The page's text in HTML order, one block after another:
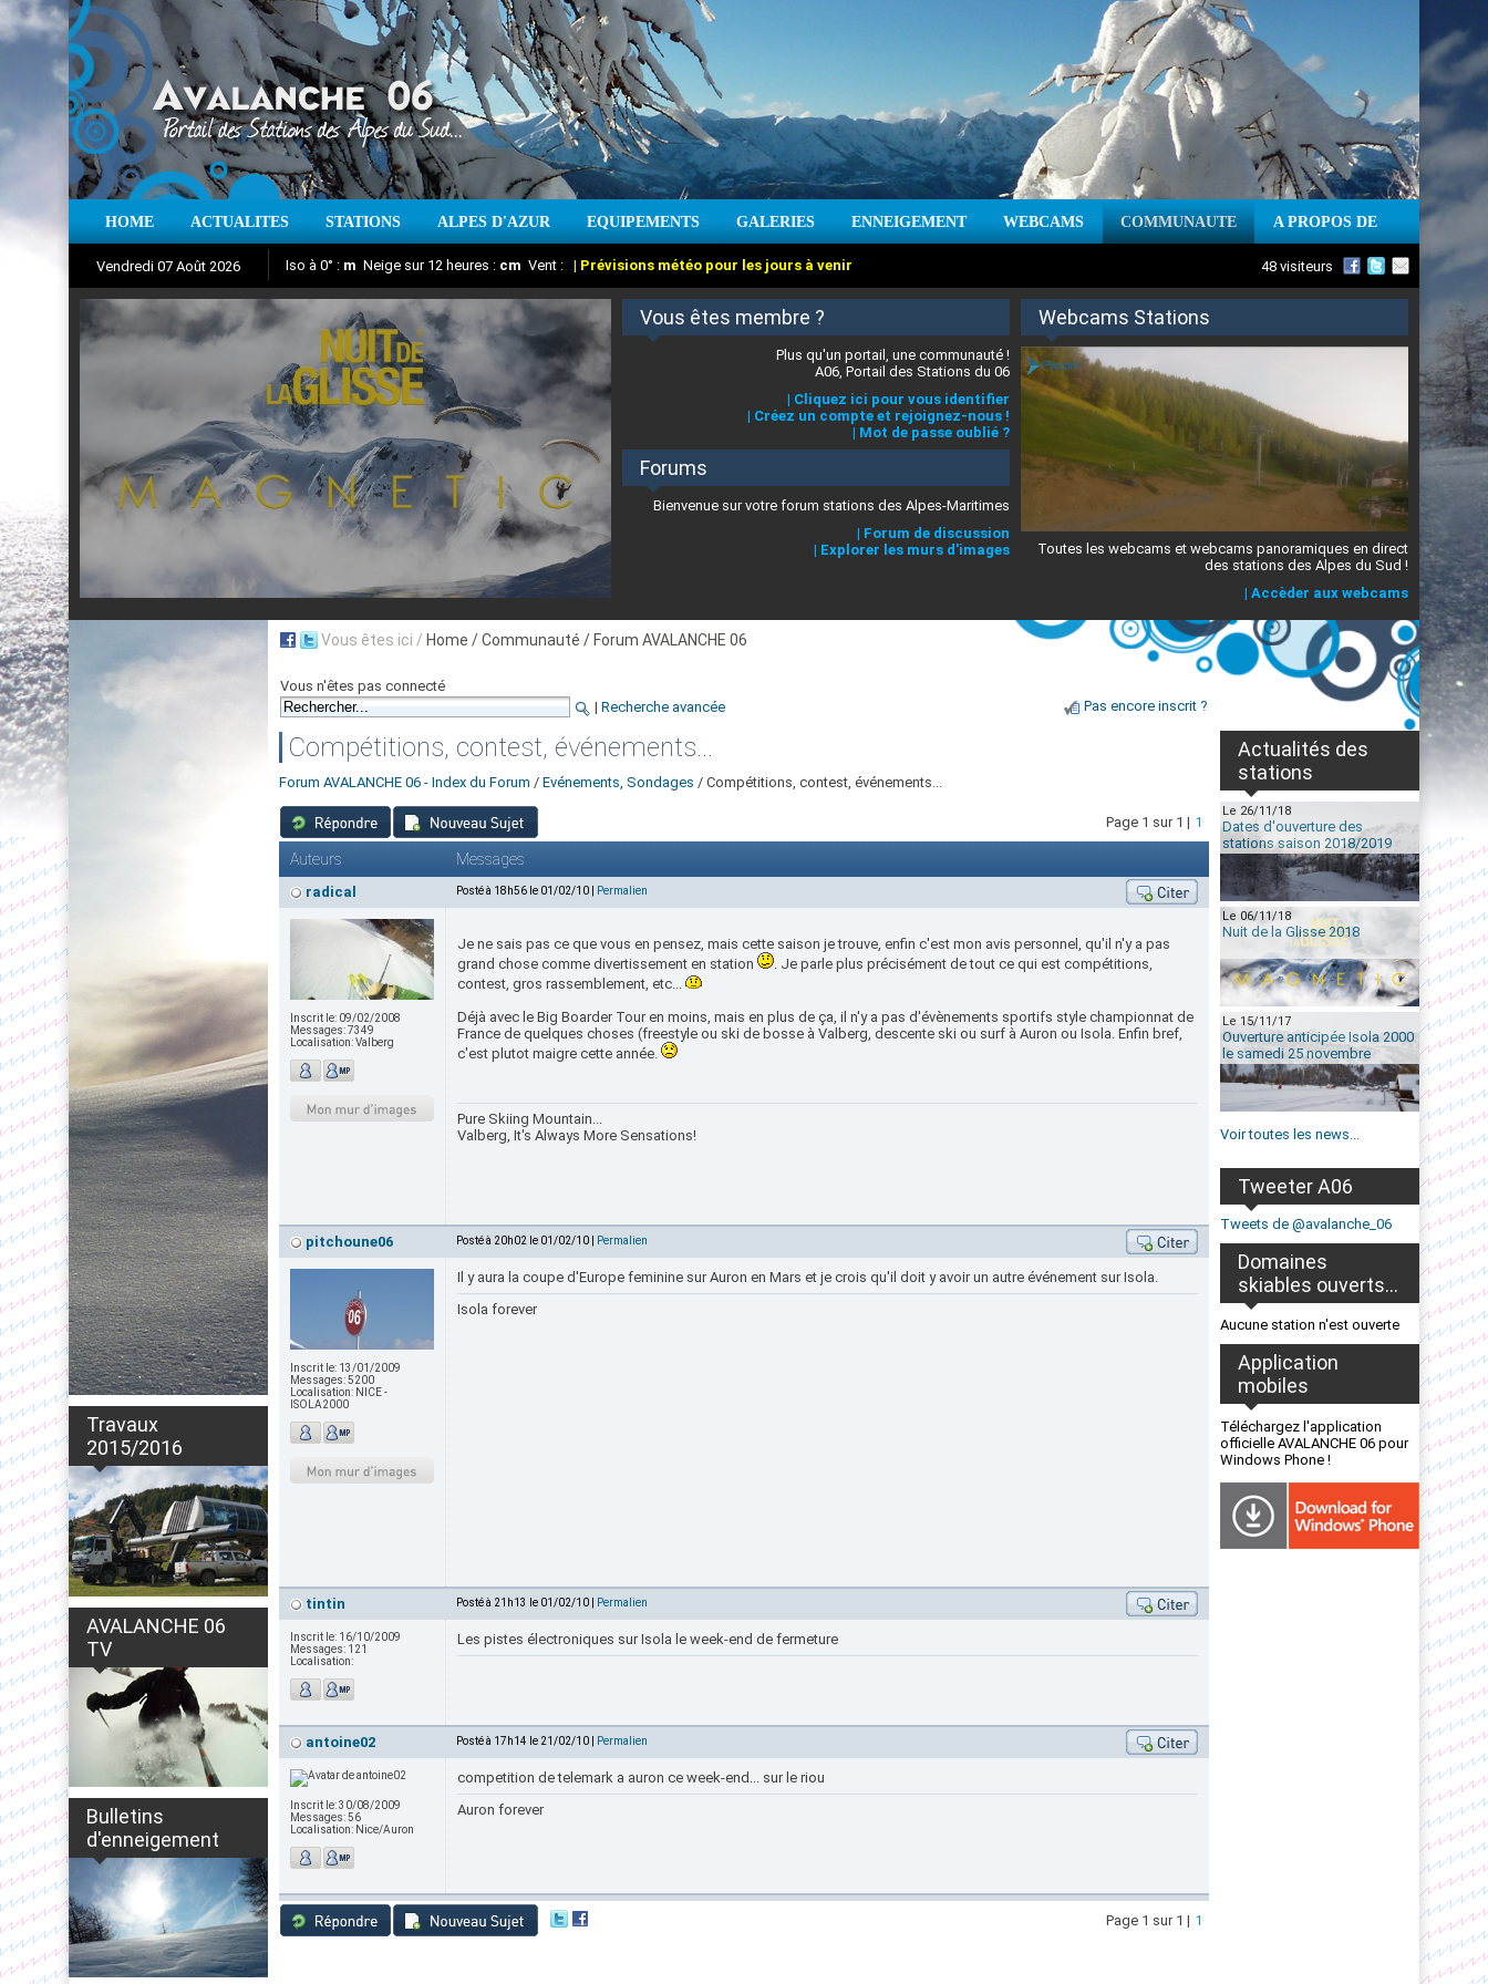
HOME ACTUALITES STATIONS ALPES D'AZUR EQUIPEMENTS GALERIES ENNEIGEMENT WEBCAMS COMMUNAUTE A PROPOS DE
Vendredi 07 Août 2026
Aujourd'hui : T° Min : T° Max :°C Prévisions météo pour les jours à venir
Iso à 0° : m Neige sur 12 heures : cm Vent : | Prévisions météo pour les jours à venir
Suivez en direct l'actualité des stations des Alpes-Maritimes
48 visiteurs
Nuit de la Glisse 2018 Vous êtes membre ?
Plus qu'un portail, une communauté !
A06, Portail des Stations du 06
| Cliquez ici pour vous identifier
| Créez un compte et rejoignez-nous !
| Mot de passe oublié ?
Forums
Bienvenue sur votre forum stations des Alpes-Maritimes
| Forum de discussion
| Explorer les murs d'images
Webcams Stations
Toutes les webcams et webcams panoramiques en direct
des stations des Alpes du Sud !
| Accèder aux webcams
Travaux
2015/2016
AVALANCHE 06
TV
Bulletins
d'enneigement
Vous êtes ici / Home / Communauté / Forum AVALANCHE 06
Vous n'êtes pas connecté
| Recherche avancée Pas encore inscrit ?
Compétitions, contest, événements...
Forum AVALANCHE 06 - Index du Forum / Evénements, Sondages / Compétitions, contest, événements...
Page 1 sur 1 | 1
Auteurs Messages
radical Posté à 18h56 le 01/02/10 | Permalien
Inscrit le: 09/02/2008
Messages:7349
Localisation:Valberg
Je ne sais pas ce que vous en pensez, mais cette saison je trouve, enfin c'est mon avis personnel, qu'il n'y a pas
grand chose comme divertissement en station
. Je parle plus précisément de tout ce qui est compétitions,
contest, gros rassemblement, etc...
Déjà avec le Big Boarder Tour en moins, mais en plus de ça, il n'y a pas d'évènements sportifs style championnat de
France de quelques choses (freestyle ou ski de bosse à Valberg, descente ski ou surf à Auron ou Isola. Enfin bref,
c'est plutot maigre cette année.
Pure Skiing Mountain...
Valberg, It's Always More Sensations!
pitchoune06 Posté à 20h02 le 01/02/10 | Permalien
Inscrit le: 13/01/2009
Messages:5200
Localisation: NICE -
ISOLA2000
Il y aura la coupe d'Europe feminine sur Auron en Mars et je crois qu'il doit y avoir un autre événement sur Isola.
Isola forever
tintin Posté à 21h13 le 01/02/10 | Permalien
Inscrit le: 16/10/2009
Messages: 121
Localisation:
Les pistes électroniques sur Isola le week-end de fermeture
antoine02 Posté à 17h14 le 21/02/10 | Permalien
Inscrit le:30/08/2009
Messages:56
Localisation: Nice/Auron
competition de telemark a auron ce week-end... sur le riou
Auron forever
Page 1 sur 1 | 1
Actualités des
stations
Le 26/11/18
Dates d'ouverture des
stations saison 2018/2019
Le 06/11/18
Nuit de la Glisse 2018
Le 15/11/17
Ouverture anticipée Isola 2000
le samedi 25 novembre
Voir toutes les news...
Tweeter A06
Tweets de @avalanche_06
Domaines
skiables ouverts...
Aucune station n'est ouverte
Application
mobiles
Téléchargez l'application
officielle AVALANCHE 06 pour
Windows Phone !